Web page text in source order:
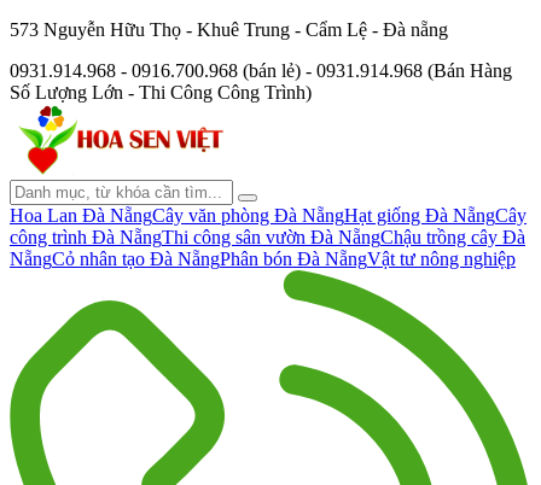
573 Nguyễn Hữu Thọ - Khuê Trung - Cẩm Lệ - Đà nẵng
0931.914.968 - 0916.700.968 (bán lẻ) - 0931.914.968 (Bán Hàng
Số Lượng Lớn - Thi Công Công Trình)
Hoa Lan Đà NẵngCây văn phòng Đà NẵngHạt giống Đà NẵngCây
công trình Đà NẵngThi công sân vườn Đà NẵngChậu trồng cây Đà
NẵngCỏ nhân tạo Đà NẵngPhân bón Đà NẵngVật tư nông nghiệp